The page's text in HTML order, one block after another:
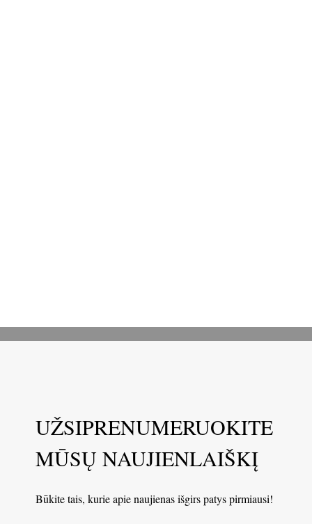
UŽSIPRENUMERUOKITE
MŪSŲ NAUJIENLAIŠKĮ
Būkite tais, kurie apie naujienas išgirs patys pirmiausi!